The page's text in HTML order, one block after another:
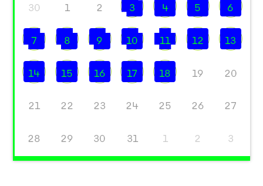
30 1 2 3 4 5 6
7 8 9 10 11 12 13
14 15 16 17 18 19 20
21 22 23 24 25 26 27
28 29 30 31 1 2 3